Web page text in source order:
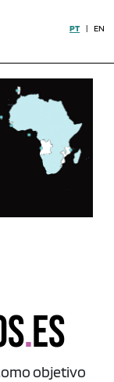
PT | EN
.ES
objetivo